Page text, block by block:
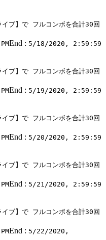
イブ】で フルコンボを合計30回
End : 5/18/2020, 2:59:59
イブ】で フルコンボを合計30回
End : 5/19/2020, 2:59:59
イブ】で フルコンボを合計30回
End : 5/20/2020, 2:59:59
イブ】で フルコンボを合計30回
End : 5/21/2020, 2:59:59
イブ】で フルコンボを合計30回
End : 5/22/2020,